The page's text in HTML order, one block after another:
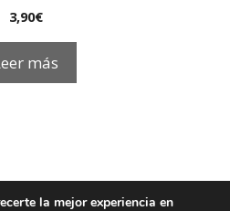
3,90€
más
la mejor experiencia en